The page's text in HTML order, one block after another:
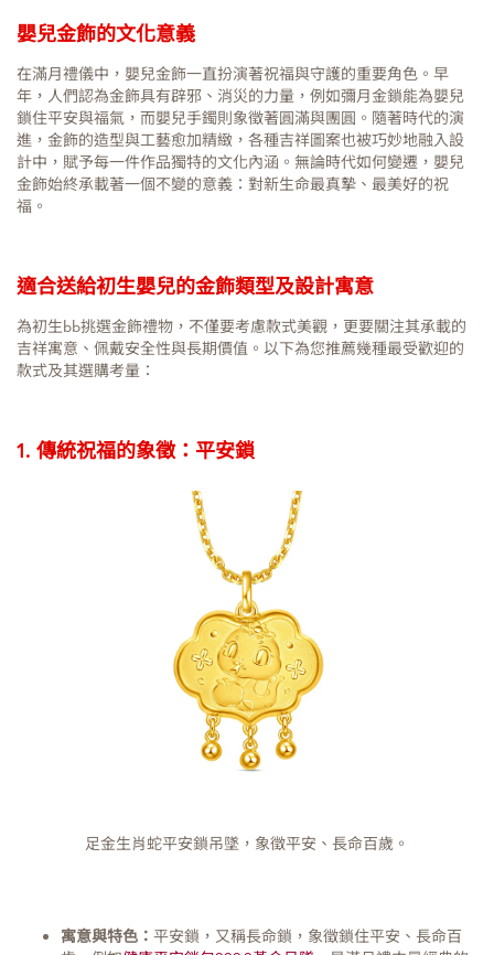
嬰兒金飾的文化意義
在滿月禮儀中，嬰兒金飾一直扮演著祝福與守護的重要角色。早
年，人們認為金飾具有辟邪、消災的力量，例如彌月金鎖能為嬰兒
鎖住平安與福氣，而嬰兒手鐲則象徵著圓滿與團圓。隨著時代的演
進，金飾的造型與工藝愈加精緻，各種吉祥圖案也被巧妙地融入設
計中，賦予每一件作品獨特的文化內涵。無論時代如何變遷，嬰兒
金飾始終承載著一個不變的意義：對新生命最真摯、最美好的祝
福。
適合送給初生嬰兒的金飾類型及設計寓意
為初生bb挑選金飾禮物，不僅要考慮款式美觀，更要關注其承載的
吉祥寓意、佩戴安全性與長期價值。以下為您推薦幾種最受歡迎的
款式及其選購考量：
1. 傳統祝福的象徵：平安鎖
足金生肖蛇平安鎖吊墜，象徵平安、長命百歲。
寓意與特色： 平安鎖，又稱長命鎖，象徵鎖住平安、長命百